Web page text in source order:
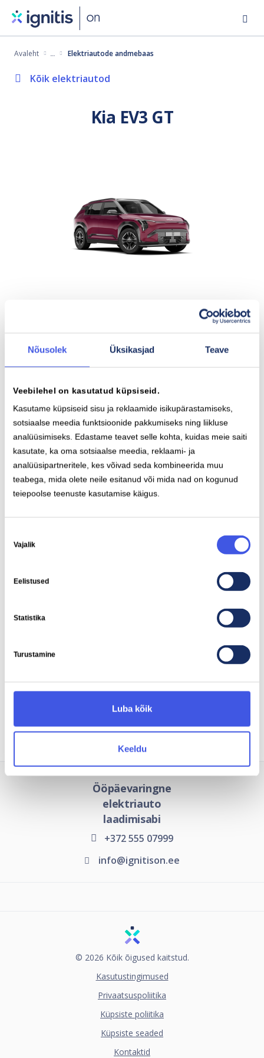
Nõusolek Üksikasjad Teave
Veebilehel on kasutatud küpsiseid.
Kasutame küpsiseid sisu ja reklaamide isikupärastamiseks,
sotsiaalse meedia funktsioonide pakkumiseks ning liikluse
analüüsimiseks. Edastame teavet selle kohta, kuidas meie saiti
kasutate, ka oma sotsiaalse meedia, reklaami- ja
analüüsipartneritele, kes võivad seda kombineerida muu
teabega, mida olete neile esitanud või mida nad on kogunud
teiepoolse teenuste kasutamise käigus.
valik
Vajalik
Eelistused
Statistika
Turustamine
Luba kõik
Keeldu
Skip
content
Avaleht Elektriautode andmebaas
Kõik elektriautod
Kia EV3 GT
78 kWh
Aeglase laadimise
pistikutüüp (AC)
Type-2
Kiirlaadimise
Mootori võimsus
Toetatud
Ööpäevaringne
elektriauto
laadimisabi
+372 555 07999
info@ignitison.ee
© 2026 Kõik õigused kaitstud.
Kasutustingimused
Privaatsuspoliitika
Küpsiste poliitika
Küpsiste seaded
Kontaktid